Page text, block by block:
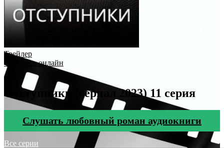
Трейлер
Смотреть онлайн
Отступники (сериал 2023) 11 серия
Cлушать любовный роман аудиокниги
Все серии